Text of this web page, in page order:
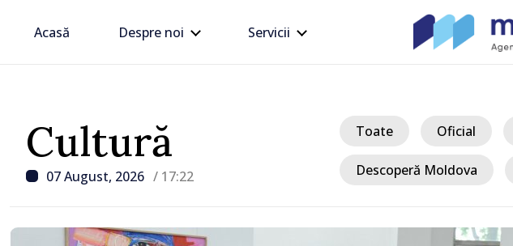
Acasă Despre noi Servicii
Cultură
07 August, 2026 / 17:22
Toate Oficial
Descoperă Moldova